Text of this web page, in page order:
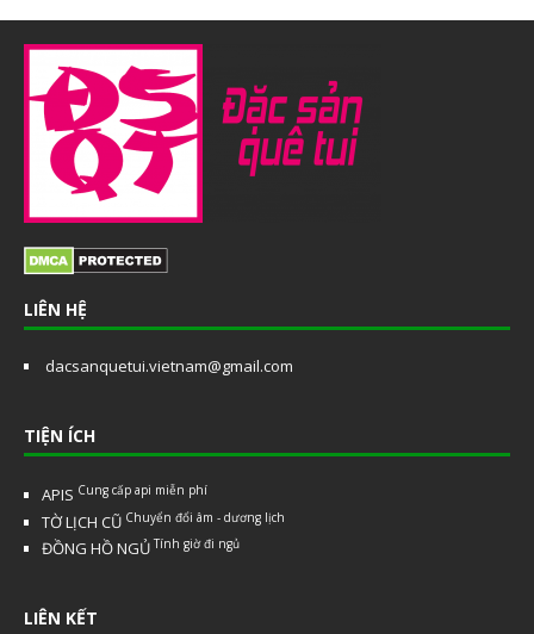
LIÊN HỆ
dacsanquetui.vietnam@gmail.com
TIỆN ÍCH
APIS Cung cấp api miễn phí
TỜ LỊCH CŨ Chuyển đổi âm - dương lịch
ĐỒNG HỒ NGỦ Tính giờ đi ngủ
LIÊN KẾT